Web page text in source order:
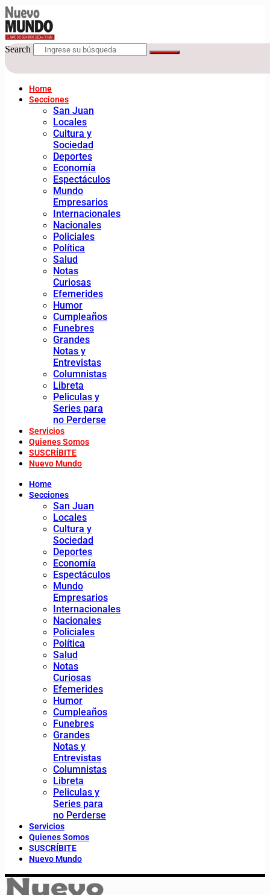
Search
Home
Secciones
San Juan
Locales
Cultura y
Sociedad
Deportes
Economía
Espectáculos
Mundo
Empresarios
Internacionales
Nacionales
Policiales
Política
Salud
Notas
Curiosas
Efemerides
Humor
Cumpleaños
Funebres
Grandes
Notas y
Entrevistas
Columnistas
Libreta
Peliculas y
Series para
no Perderse
Servicios
Quienes Somos
SUSCRÍBITE
Nuevo Mundo
Home
Secciones
San Juan
Locales
Cultura y
Sociedad
Deportes
Economía
Espectáculos
Mundo
Empresarios
Internacionales
Nacionales
Policiales
Política
Salud
Notas
Curiosas
Efemerides
Humor
Cumpleaños
Funebres
Grandes
Notas y
Entrevistas
Columnistas
Libreta
Peliculas y
Series para
no Perderse
Servicios
Quienes Somos
SUSCRÍBITE
Nuevo Mundo